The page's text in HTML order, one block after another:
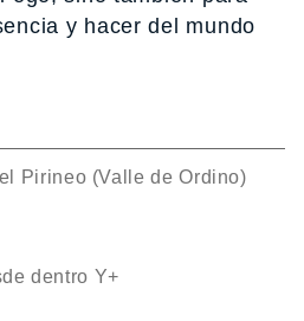
y hacer del mundo
Pirineo (Valle de Ordino)
dentro Y+